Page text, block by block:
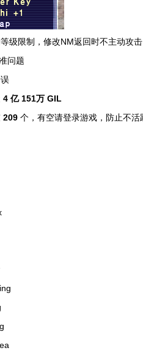
级限制，修改NM返回时不主动攻击
问题
4 亿 151万 GIL
209 个，有空请登录游戏，防止不活